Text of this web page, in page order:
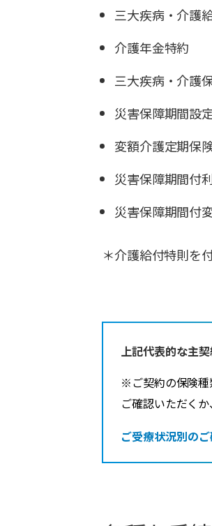
三大疾病・介護
介護年金特約
三大疾病・介護
災害保障期間設
変額介護定期保
災害保障期間付
災害保障期間付
＊介護給付特則を
上記代表的な主
※ご契約の保険種
ご確認いただく
ご受療状況別の